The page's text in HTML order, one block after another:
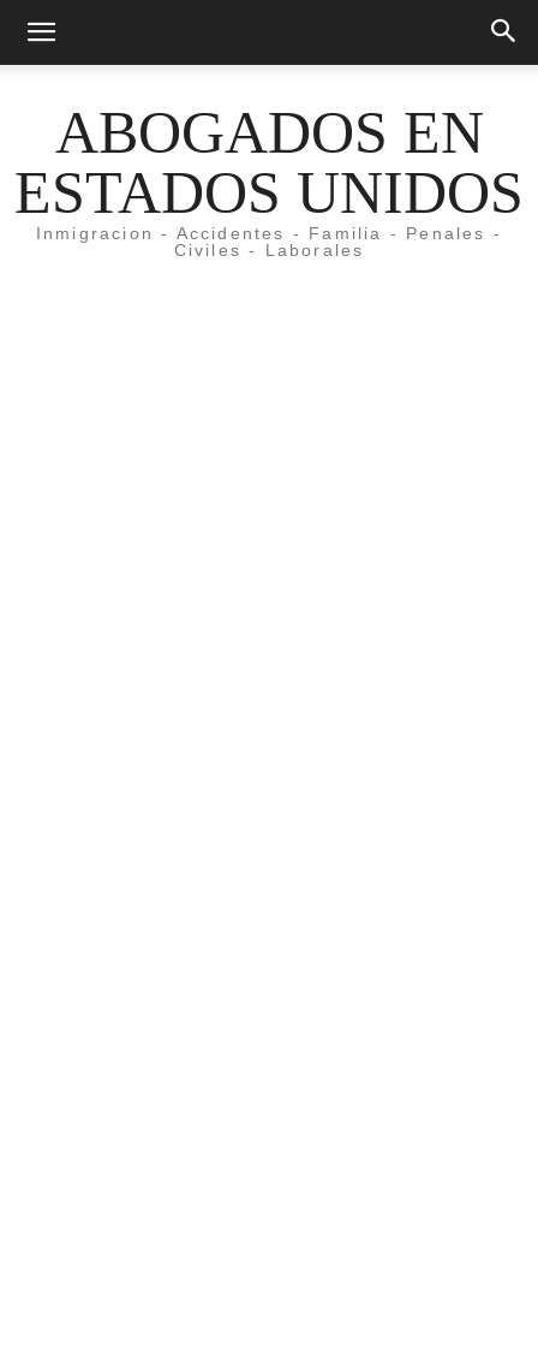
ABOGADOS EN
ESTADOS UNIDOS
Inmigracion - Accidentes - Familia - Penales -
Civiles - Laborales